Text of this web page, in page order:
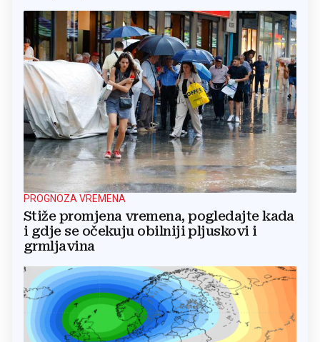
PROGNOZA VREMENA
Stiže promjena vremena, pogledajte kada
i gdje se očekuju obilniji pljuskovi i
grmljavina